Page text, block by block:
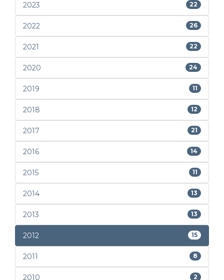
2023 22
2022 26
2021 22
2020 24
2019 11
2018 12
2017 21
2016 14
2015 11
2014 13
2013 13
2012 15
2011 8
2010 2